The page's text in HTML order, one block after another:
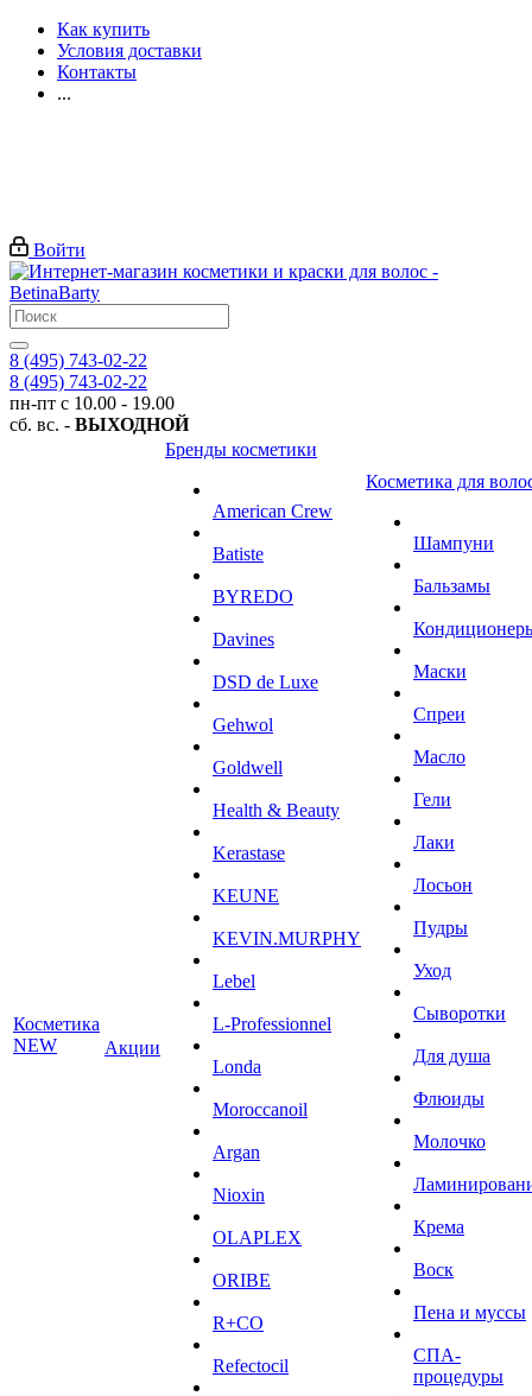
Как купить
Условия доставки
Контакты
...
Войти
8 (495) 743-02-22
8 (495) 743-02-22
пн-пт с 10.00 - 19.00
сб. вс. - ВЫХОДНОЙ
Косметика
NEW
Акции
Бренды косметики
American Crew
Batiste
BYREDO
Davines
DSD de Luxe
Gehwol
Goldwell
Health & Beauty
Kerastase
KEUNE
KEVIN.MURPHY
Lebel
L-Professionnel
Londa
Moroccanoil
Argan
Niохin
OLAPLEX
ORIBE
R+CO
Refectocil
Косметика для
Шампуни
Бальзамы
Маски
Спреи
Масло
Гели
Лаки
Лосьон
Пудры
Уход
Сыворотки
Для душа
Флюиды
Молочко
Крема
Воск
Пена и муссы
СПА-
процедуры